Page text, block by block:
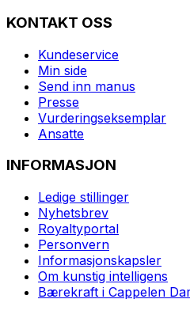
KONTAKT OSS
Kundeservice
Min side
Send inn manus
Presse
Vurderingseksemplar
Ansatte
INFORMASJON
Ledige stillinger
Nyhetsbrev
Royaltyportal
Personvern
Informasjonskapsler
Om kunstig intelligens
Bærekraft i Cappelen